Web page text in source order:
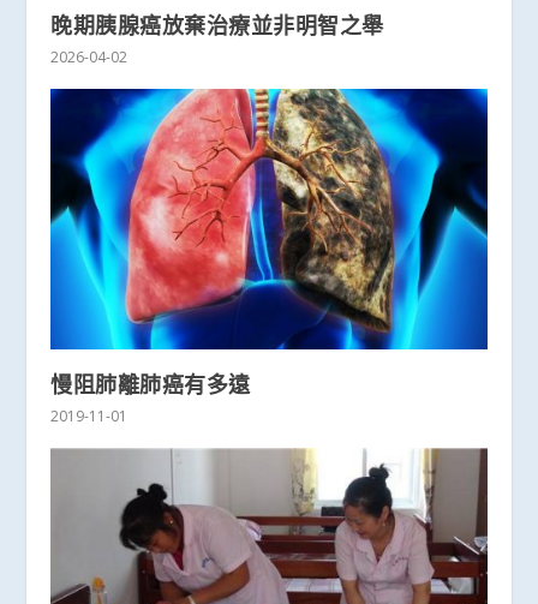
晚期胰腺癌放棄治療並非明智之舉
2026-04-02
慢阻肺離肺癌有多遠
2019-11-01